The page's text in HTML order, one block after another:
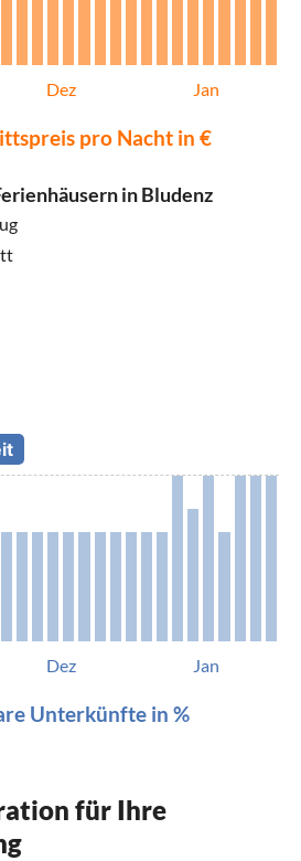
Dez Jan
pro Nacht in €
in Bludenz
Dez Jan
Unterkünfte in %
für Ihre